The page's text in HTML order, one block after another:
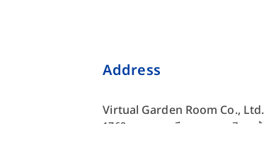
Address
Virtual Garden Room Co., Ltd.
1768 ถนนเพชรบุรี แขวงบางกะปิ เขตห้วย